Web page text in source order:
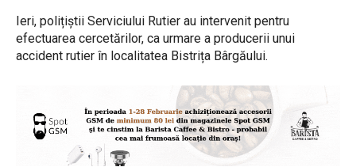
Ieri, polițiștii Serviciului Rutier au intervenit pentru
efectuarea cercetărilor, ca urmare a producerii unui
accident rutier în localitatea Bistrița Bârgăului.